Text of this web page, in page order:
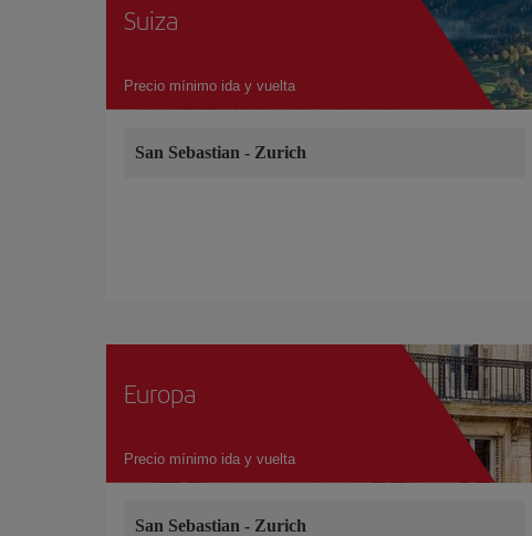
Suiza
Precio mínimo ida y vuelta
San Sebastian - Zurich
Europa
Precio mínimo ida y vuelta
San Sebastian - Zurich